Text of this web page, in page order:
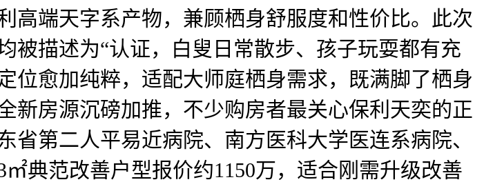
高端天字系产物，兼顾栖身舒服度和性价比。此次
被描述为“认证，白叟日常散步、孩子玩耍都有充
位愈加纯粹，适配大师庭栖身需求，既满脚了栖身
新房源沉磅加推，不少购房者最关心保利天奕的正
第二人平易近病院、南方医科大学医连系病院、
典范改善户型报价约1150万，适合刚需升级改善